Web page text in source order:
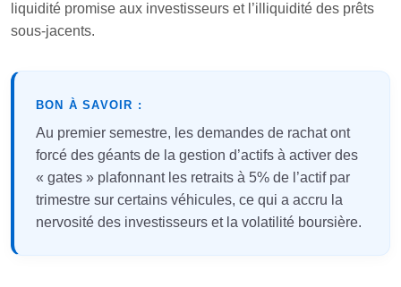
liquidité promise aux investisseurs et l’illiquidité des prêts
sous-jacents.
BON À SAVOIR :
Au premier semestre, les demandes de rachat ont
forcé des géants de la gestion d’actifs à activer des
« gates » plafonnant les retraits à 5% de l’actif par
trimestre sur certains véhicules, ce qui a accru la
nervosité des investisseurs et la volatilité boursière.